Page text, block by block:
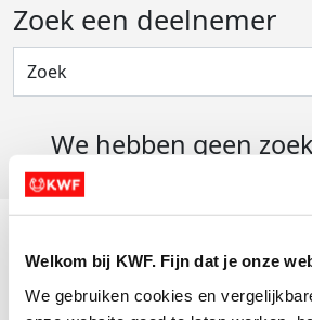
Welkom bij KWF. Fijn dat je onze
We gebruiken cookies en
Zoek een deelnemer
We hebben geen
Actiematerialen
Evenementen